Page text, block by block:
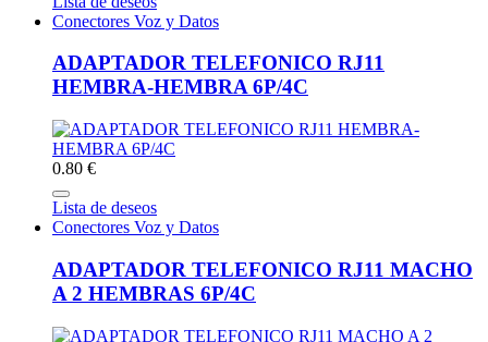
Conectores Voz y Datos
ADAPTADOR TELEFONICO RJ11
HEMBRA-HEMBRA 6P/4C
0.80 €
Lista de deseos
Conectores Voz y Datos
ADAPTADOR TELEFONICO RJ11 MACHO
A 2 HEMBRAS 6P/4C